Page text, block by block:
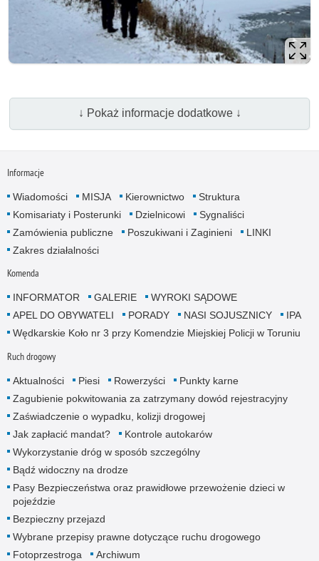
↓ Pokaż informacje dodatkowe ↓
Informacje
Wiadomości MISJA Kierownictwo
Struktura
Komisariaty i Posterunki
Dzielnicowi
Sygnaliści
Zamówienia publiczne
Poszukiwani i Zaginieni
LINKI
Zakres działalności
Komenda
INFORMATOR GALERIE
WYROKI SĄDOWE
APEL DO OBYWATELI
PORADY NASI SOJUSZNICY
IPA
Wędkarskie Koło nr 3 przy Komendzie Miejskiej Policji w Toruniu
Ruch drogowy
Aktualności Piesi Rowerzyści
Punkty karne
Zagubienie pokwitowania za zatrzymany dowód rejestracyjny
Zaświadczenie o wypadku, kolizji drogowej
Jak zapłacić mandat?
Kontrole autokarów
Wykorzystanie dróg w sposób szczególny
Bądź widoczny na drodze
Pasy Bezpieczeństwa oraz prawidłowe przewożenie dzieci w
pojeździe
Bezpieczny przejazd
Wybrane przepisy prawne dotyczące ruchu drogowego
Fotoprzestroga
Archiwum